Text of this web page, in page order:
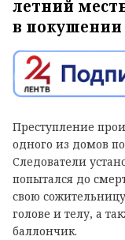
летний
в покушении
Преступление
одного из домов
Следователи
попытался до
свою
голове и телу, а
баллончик.